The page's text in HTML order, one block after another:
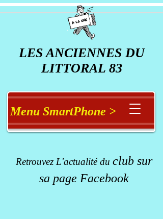
LES ANCIENNES DU
LITTORAL 83
Menu SmartPhone >
Retrouvez L'actualité du club sur
sa page Facebook